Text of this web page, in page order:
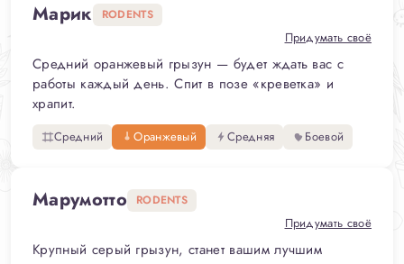
Марик RODENTS
Придумать своё
Средний оранжевый грызун — будет ждать вас с
работы каждый день. Спит в позе «креветка» и
храпит.
Средний Оранжевый Средняя Боевой
Марумотто RODENTS
Придумать своё
Крупный серый грызун, станет вашим лучшим